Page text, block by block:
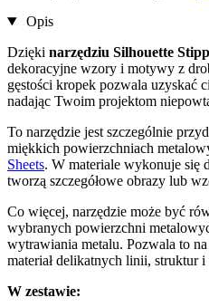
Opis
Dzięki narzędziu Silhouette
dekoracyjne wzory i motywy z
gęstości kropek pozwala uzyskać
nadając Twoim projektom
To narzędzie jest szczególnie
miękkich powierzchniach
Sheets. W materiale wykonuje się
tworzą szczegółowe obrazy lub
Co więcej, narzędzie może być
wybranych powierzchni
wytrawiania metalu. Pozwala to
materiał delikatnych linii, struktur
W zestawie: